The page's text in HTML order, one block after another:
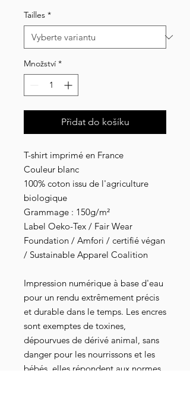
Tailles *
Množství *
Přidat do košíku
T-shirt imprimé en France
Couleur blanc
100% coton issu de l'agriculture
biologique
Grammage : 150g/m²
Label Oeko-Tex / Fair Wear
Foundation / Amfori / certifié végan
/ Sustainable Apparel Coalition
Impression numérique à base d'eau
pour un rendu extrêmement précis
et durable dans le temps. Les encres
sont exemptes de toxines,
dépourvues de dérivé animal, sans
danger pour les nourrissons et les
bébés, elles répondent aux normes